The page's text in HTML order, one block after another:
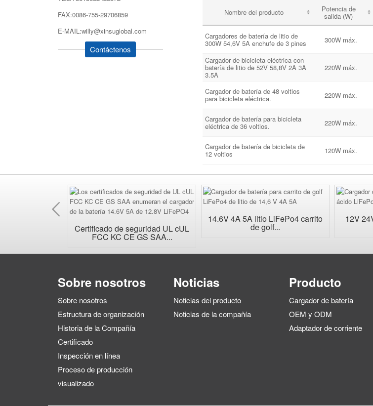
FAX:0086-755-29706859
E-MAIL:willy@xinsuglobal.com
Contáctenos
Nombre del producto Potencia de
salida (W)
Cargadores de batería de litio de
300W 54,6V 5A enchufe de 3 pines 300W máx.
Cargador de bicicleta eléctrica con
batería de litio de 52V 58,8V 2A 3A
3.5A
220W máx.
Cargador de batería de 48 voltios
para bicicleta eléctrica. 220W máx.
Cargador de batería para bicicleta
eléctrica de 36 voltios. 220W máx.
Cargador de batería de bicicleta de
12 voltios 120W máx.
Anterior
Certificado de seguridad UL cUL
FCC KC CE GS SAA...
14.6V 4A 5A litio LiFePo4 carrito
de golf...
12V
Sobre nosotros
Sobre nosotros
Estructura de organización
Historia de la Compañía
Certificado
Inspección en línea
Proceso de producción
visualizado
Noticias
Noticias del producto
Noticias de la compañía
Producto
Cargador de batería
OEM y ODM
Adaptador de corriente